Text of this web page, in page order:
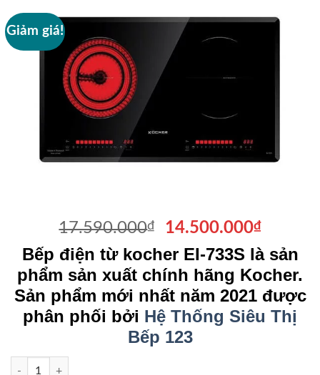
Giảm giá!
17.590.000₫
Giá
gốc
là:
17.590.000₫.
14.500.000₫Giá
hiện
tại
là:
Bếp điện từ kocher EI-733S là sản
phẩm sản xuất chính hãng Kocher.
Sản phẩm mới nhất năm 2021 được
phân phối bởi Hệ Thống Siêu Thị
Bếp 123
Bếp điện từ kocher EI-733S số lượng